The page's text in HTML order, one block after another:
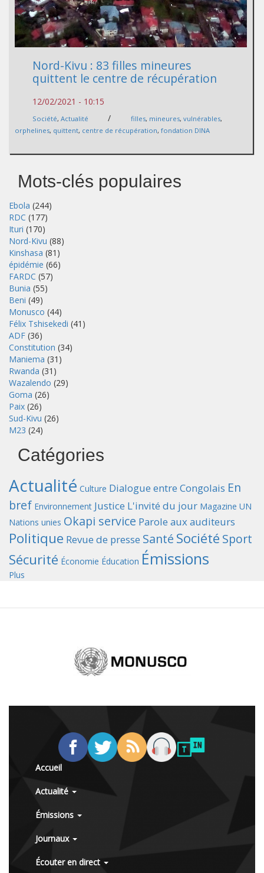
Nord-Kivu : 83 filles mineures
quittent le centre de récupération
12/02/2021 - 10:15
Société, Actualité / filles, mineures, vulnérables,
orphelines, quittent, centre de récupération, fondation DINA
Mots-clés populaires
Ebola (244)
RDC (177)
Ituri (170)
Nord-Kivu (88)
Kinshasa (81)
épidémie (66)
FARDC (57)
Bunia (55)
Beni (49)
Monusco (44)
Félix Tshisekedi (41)
ADF (36)
Constitution (34)
Maniema (31)
Rwanda (31)
Wazalendo (29)
Goma (26)
Paix (26)
Sud-Kivu (26)
M23 (24)
Catégories
Actualité Culture Dialogue entre Congolais En
bref Environnement Justice L'invité du jour Magazine UN
Nations unies Okapi service Parole aux auditeurs
Politique Revue de presse Santé Société Sport
Sécurité Économie Éducation Émissions
Plus
Accueil
Actualité
Émissions
Journaux
Écouter en direct